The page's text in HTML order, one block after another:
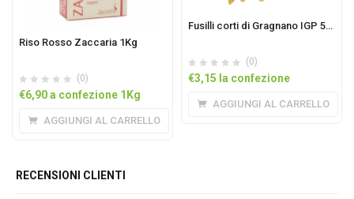
Riso Rosso Zaccaria 1Kg
(0)
€6,90a confezione 1Kg
AGGIUNGI AL CARRELLO
Fusilli corti di Gragnano IGP 500gr
(0)
€3,15 la confezione
AGGIUNGI AL CARRELLO
RECENSIONI CLIENTI